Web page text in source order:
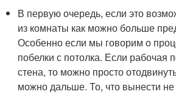
В первую очередь, если это
из комнаты как можно больше
Особенно если мы говорим о
побелки с потолка. Если рабочая
стена, то можно просто
можно дальше. То, что вынести